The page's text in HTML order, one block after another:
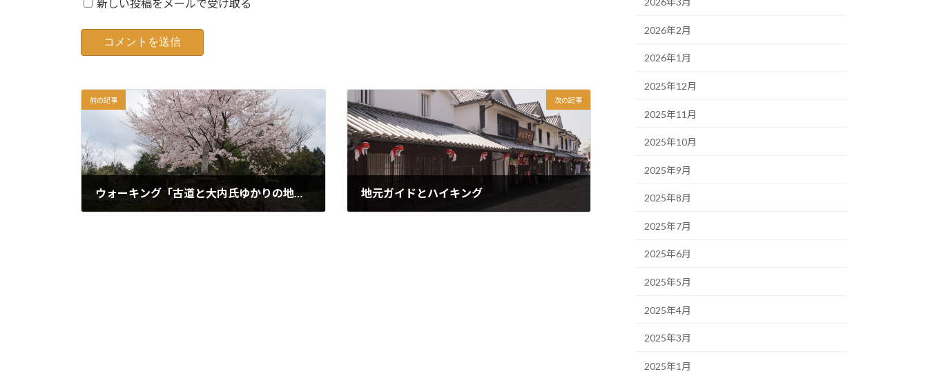
新しい投稿をメールで受け取る
前の記事
ウォーキング「古道と大内氏ゆかりの地を歩く」
次の記事
地元ガイドとハイキング
2026年2月
2026年1月
2025年12月
2025年11月
2025年10月
2025年9月
2025年8月
2025年7月
2025年6月
2025年5月
2025年4月
2025年3月
2025年1月